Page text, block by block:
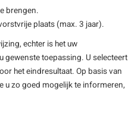
brengen.
plaats (max. 3 jaar).
echter is het uw
toepassing. U selecteert
het eindresultaat. Op basis van
u zo goed mogelijk te informeren,